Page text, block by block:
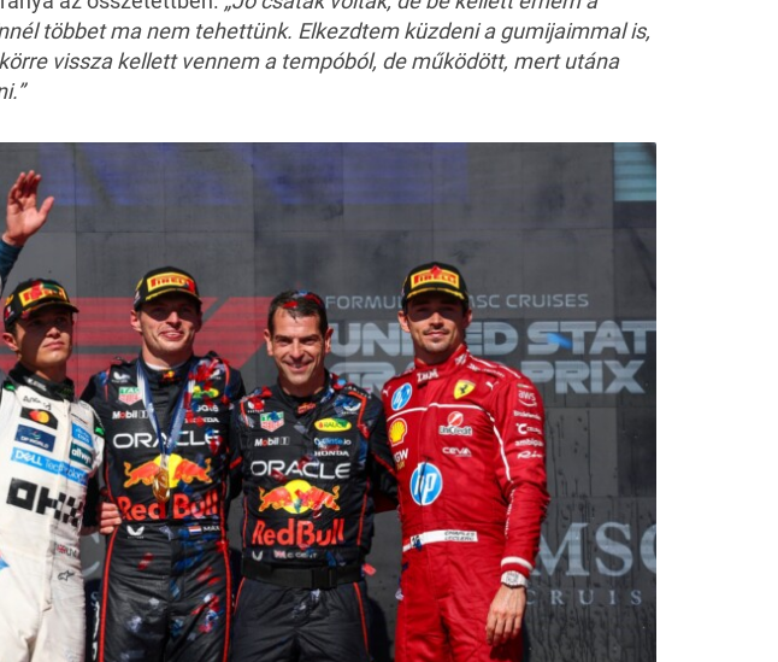
többet ma nem tehettünk. Elkezdtem küzdeni a gumijaimmal is,
vissza kellett vennem a tempóból, de működött, mert utána